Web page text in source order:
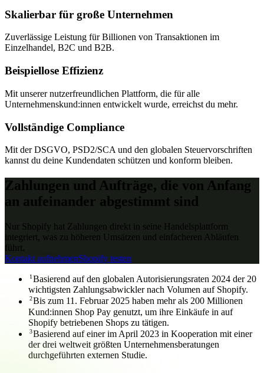
Skalierbar für große Unternehmen
Zuverlässige Leistung für Billionen von Transaktionen im
Einzelhandel, B2C und B2B.
Beispiellose Effizienz
Mit unserer nutzerfreundlichen Plattform, die für alle
Unternehmenskund:innen entwickelt wurde, erreichst du mehr.
Vollständige Compliance
Mit der DSGVO, PSD2/SCA und den globalen Steuervorschriften
kannst du deine Kundendaten schützen und konform bleiben.
Zahlungen und Aufträge, die von Anfang
an aufeinander abgestimmt sind
Nur Shopify hat Zahlungen direkt in seine Handelsplattform
integriert, was zu höheren Umsätzen und einfacheren Abläufen
führt.
Kontakt aufnehmenShopify testen
1 Basierend auf den globalen Autorisierungsraten 2024 der 20
wichtigsten Zahlungsabwickler nach Volumen auf Shopify.
2Bis zum 11. Februar 2025 haben mehr als 200 Millionen
Kund:innen Shop Pay genutzt, um ihre Einkäufe in auf
Shopify betriebenen Shops zu tätigen.
3Basierend auf einer im April 2023 in Kooperation mit einer
der drei weltweit größten Unternehmensberatungen
durchgeführten externen Studie.